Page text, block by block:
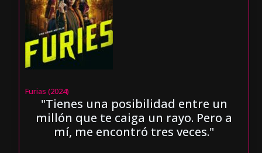
Furias (2024)
"Tienes una posibilidad entre un
millón que te caiga un rayo. Pero a
mí, me encontró tres veces."